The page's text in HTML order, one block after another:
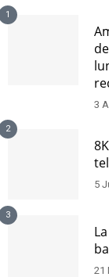
1
3
2
5
3
21